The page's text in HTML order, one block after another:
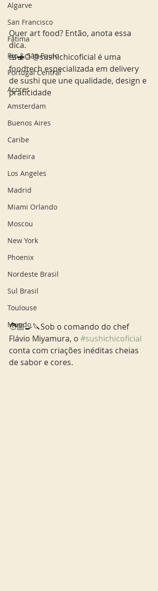
Algarve
San Francisco
Fatima
Rio & São Paulo
Portugal Central
Açores
Amsterdam
Buenos Aires
Caribe
Madeira
Los Angeles
Madrid
Miami Orlando
Moscou
New York
Phoenix
Nordeste Brasil
Sul Brasil
Toulouse
Mundo
Quer art food? Então, anota essa
dica.
🍱🍣O @sushichicoficial é uma
foodtech especializada em delivery
de sushi que une qualidade, design e
praticidade
🧑🏼‍🍳🔪Sob o comando do chef
Flávio Miyamura, o #sushichicoficial
conta com criações inéditas cheias
de sabor e cores.